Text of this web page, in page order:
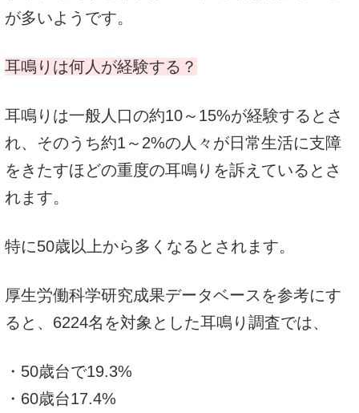
が多いようです。
耳鳴りは何人が経験する？
耳鳴りは一般人口の約10～15%が経験するとさ
れ、そのうち約1～2%の人々が日常生活に支障
をきたすほどの重度の耳鳴りを訴えているとさ
れます。
特に50歳以上から多くなるとされます。
厚生労働科学研究成果データベースを参考にす
ると、6224名を対象とした耳鳴り調査では、
・50歳台で19.3%
・60歳台17.4%